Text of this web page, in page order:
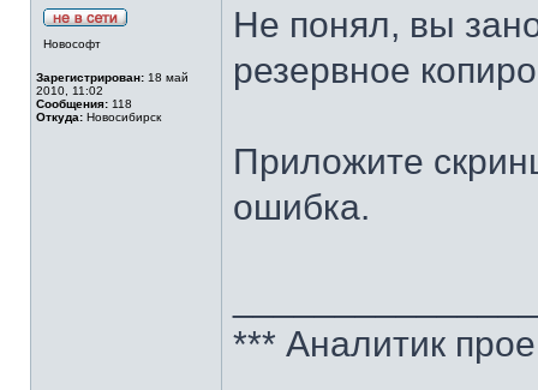
Новософт
Зарегистрирован: 18 май
2010, 11:02
Сообщения: 118
Откуда: Новосибирск
Не понял, вы
резервное
Приложите
ошибка.
*** Аналитик